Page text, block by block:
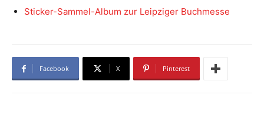
Sticker-Sammel-Album zur Leipziger Buchmesse
Facebook X Pinterest